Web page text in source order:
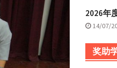
2026年
14/07/
奖助